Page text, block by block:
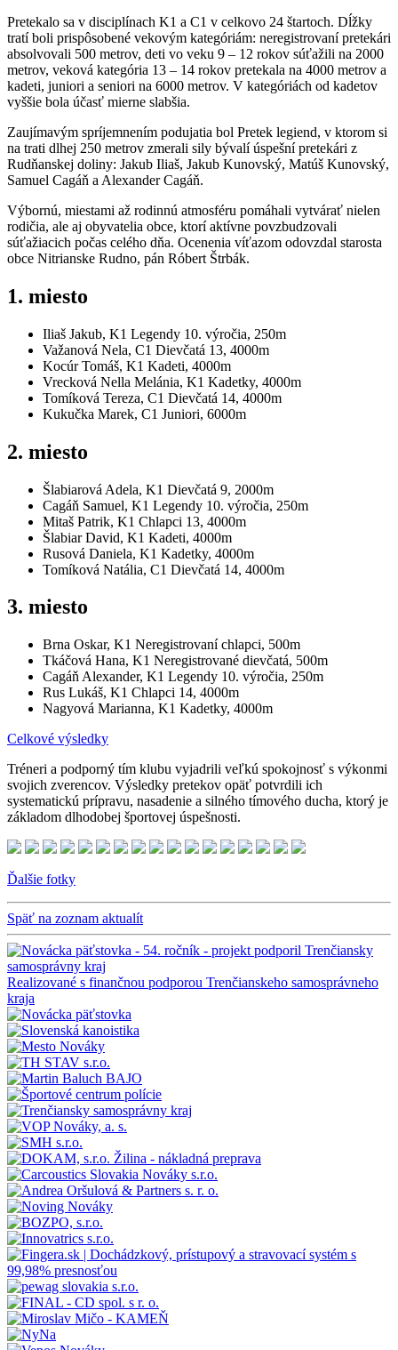
Pretekalo sa v disciplínach K1 a C1 v celkovo 24 štartoch. Dĺžky
tratí boli prispôsobené vekovým kategóriám: neregistrovaní pretekári
absolvovali 500 metrov, deti vo veku 9 – 12 rokov súťažili na 2000
metrov, veková kategória 13 – 14 rokov pretekala na 4000 metrov a
kadeti, juniori a seniori na 6000 metrov. V kategóriách od kadetov
vyššie bola účasť mierne slabšia.
Zaujímavým spríjemnením podujatia bol Pretek legiend, v ktorom si
na trati dlhej 250 metrov zmerali sily bývalí úspešní pretekári z
Rudňanskej doliny: Jakub Iliaš, Jakub Kunovský, Matúš Kunovský,
Samuel Cagáň a Alexander Cagáň.
Výbornú, miestami až rodinnú atmosféru pomáhali vytvárať nielen
rodičia, ale aj obyvatelia obce, ktorí aktívne povzbudzovali
súťažiacich počas celého dňa. Ocenenia víťazom odovzdal starosta
obce Nitrianske Rudno, pán Róbert Štrbák.
1. miesto
Iliaš Jakub, K1 Legendy 10. výročia, 250m
Važanová Nela, C1 Dievčatá 13, 4000m
Kocúr Tomáš, K1 Kadeti, 4000m
Vrecková Nella Melánia, K1 Kadetky, 4000m
Tomíková Tereza, C1 Dievčatá 14, 4000m
Kukučka Marek, C1 Juniori, 6000m
2. miesto
Šlabiarová Adela, K1 Dievčatá 9, 2000m
Cagáň Samuel, K1 Legendy 10. výročia, 250m
Mitaš Patrik, K1 Chlapci 13, 4000m
Šlabiar David, K1 Kadeti, 4000m
Rusová Daniela, K1 Kadetky, 4000m
Tomíková Natália, C1 Dievčatá 14, 4000m
3. miesto
Brna Oskar, K1 Neregistrovaní chlapci, 500m
Tkáčová Hana, K1 Neregistrované dievčatá, 500m
Cagáň Alexander, K1 Legendy 10. výročia, 250m
Rus Lukáš, K1 Chlapci 14, 4000m
Nagyová Marianna, K1 Kadetky, 4000m
Celkové výsledky
Tréneri a podporný tím klubu vyjadrili veľkú spokojnosť s výkonmi
svojich zverencov. Výsledky pretekov opäť potvrdili ich
systematickú prípravu, nasadenie a silného tímového ducha, ktorý je
základom dlhodobej športovej úspešnosti.
Ďalšie fotky
Späť na zoznam aktualít
Realizované s finančnou podporou Trenčianskeho samosprávneho
kraja